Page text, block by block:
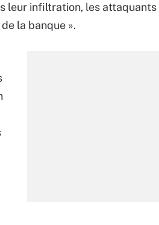
leur infiltration, les attaquants
la banque ».